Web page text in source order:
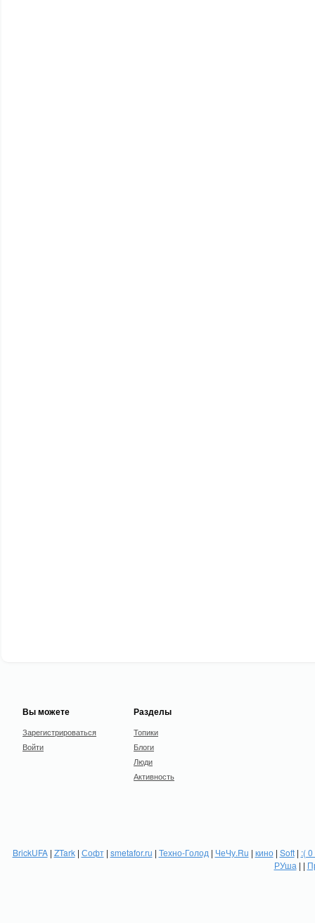
Вы можете
Зарегистрироваться
Войти
Разделы
Топики
Блоги
Люди
Активность
BrickUFA| ZTark| Софт| smetafor.ru | Техно-Голод | ЧеЧу.Ru | кино| Soft| :(
РУша | |